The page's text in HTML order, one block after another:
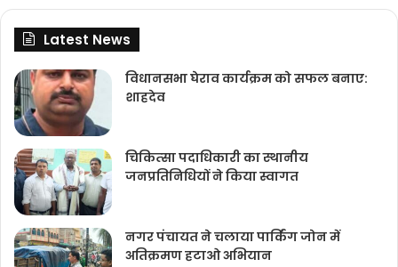
Latest News
विधानसभा घेराव कार्यक्रम को सफल बनाए:
शाहदेव
चिकित्‍सा पदाधिकारी का स्थानीय
जनप्रतिनिधियों ने किया स्वागत
नगर पंचायत ने चलाया पार्किंग जोन में
अतिक्रमण हटाओ अभियान